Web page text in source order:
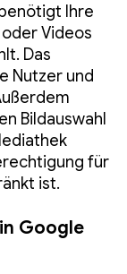
Ihre
Videos
Das
Nutzer und
Bildauswahl
für
ist.
Google